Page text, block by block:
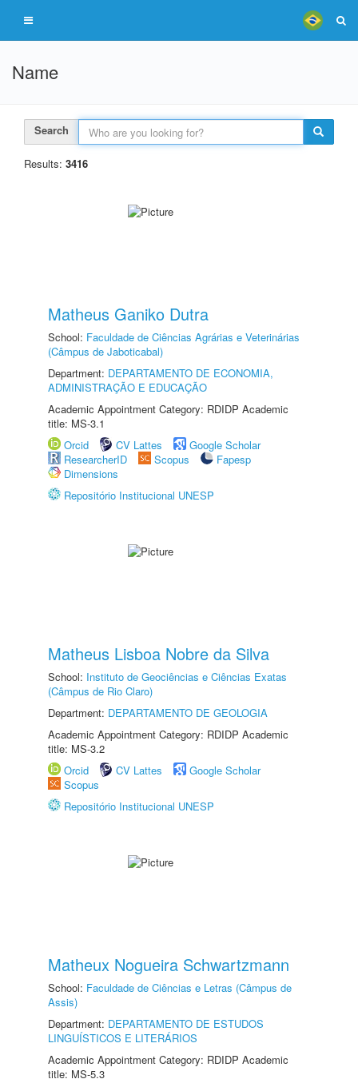
Name
Search
Results: 3416
Matheus Ganiko Dutra
School: Faculdade de Ciências Agrárias e Veterinárias
(Câmpus de Jaboticabal)
Department: DEPARTAMENTO DE ECONOMIA,
ADMINISTRAÇÃO E EDUCAÇÃO
Academic Appointment Category: RDIDP Academic
title: MS-3.1
Orcid
CV Lattes
Google Scholar
ResearcherID
Scopus
Fapesp
Dimensions
Repositório Institucional UNESP
Matheus Lisboa Nobre da Silva
School: Instituto de Geociências e Ciências Exatas
(Câmpus de Rio Claro)
Department: DEPARTAMENTO DE GEOLOGIA
Academic Appointment Category: RDIDP Academic
title: MS-3.2
Orcid
CV Lattes
Google Scholar
Scopus
Repositório Institucional UNESP
Matheux Nogueira Schwartzmann
School: Faculdade de Ciências e Letras (Câmpus de
Assis)
Department: DEPARTAMENTO DE ESTUDOS
LINGUÍSTICOS E LITERÁRIOS
Academic Appointment Category: RDIDP Academic
title: MS-5.3